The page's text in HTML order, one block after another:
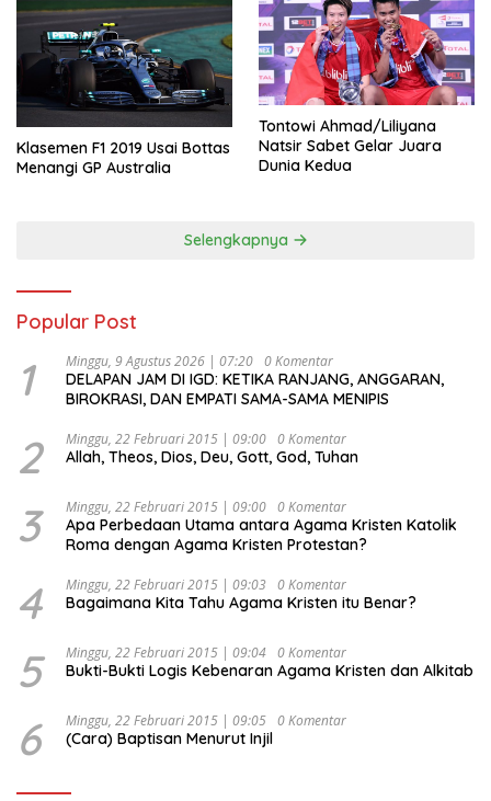
Klasemen F1 2019 Usai Bottas
Menangi GP Australia
Tontowi Ahmad/Liliyana
Natsir Sabet Gelar Juara
Dunia Kedua
Selengkapnya
Popular Post
1 Minggu, 9 Agustus 2026 | 07:20 0 Komentar
DELAPAN JAM DI IGD: KETIKA RANJANG, ANGGARAN,
BIROKRASI, DAN EMPATI SAMA-SAMA MENIPIS
2 Minggu, 22 Februari 2015 | 09:00 0 Komentar
Allah, Theos, Dios, Deu, Gott, God, Tuhan
3 Minggu, 22 Februari 2015 | 09:00 0 Komentar
Apa Perbedaan Utama antara Agama Kristen Katolik
Roma dengan Agama Kristen Protestan?
4 Minggu, 22 Februari 2015 | 09:03 0 Komentar
Bagaimana Kita Tahu Agama Kristen itu Benar?
5 Minggu, 22 Februari 2015 | 09:04 0 Komentar
Bukti-Bukti Logis Kebenaran Agama Kristen dan Alkitab
6 Minggu, 22 Februari 2015 | 09:05 0 Komentar
(Cara) Baptisan Menurut Injil